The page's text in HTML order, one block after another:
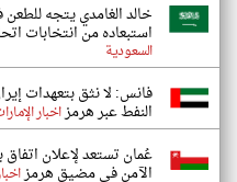
خالد الغامدي يتجه
استبعاده من انتخابات
السعودية
فانس: لا نثق بتعهدات
النفط عبر هرمزاخبار
عُمان تستعد لإعلان اتفاق
الآمن في مضيق هرمز